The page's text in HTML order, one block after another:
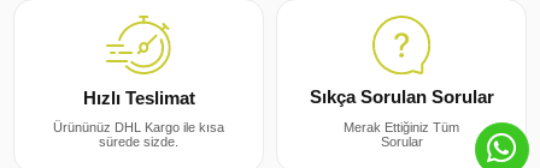
Hızlı Teslimat
Ürününüz DHL Kargo ile kısa
sürede sizde.
Sıkça Sorulan Sorular
Merak Ettiğiniz Tüm
Sorular